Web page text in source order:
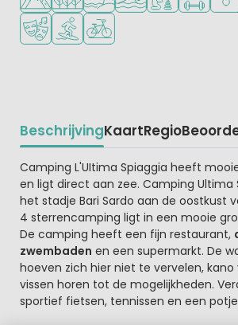
Animatieprogramma
Watersportfaciliteiten
Fietsverhuur
BeschrijvingKaartRegio
Beschrijving
Camping L'UItima Spiaggia heeft
en ligt direct aan zee. Camping Ultima
het stadje Bari Sardo aan de oostkust
4 sterrencamping ligt in een mooie
De camping heeft een fijn restaurant,
zwembaden en een supermarkt. De
hoeven zich hier niet te vervelen, kano
vissen horen tot de mogelijkheden.
sportief fietsen, tennissen en een